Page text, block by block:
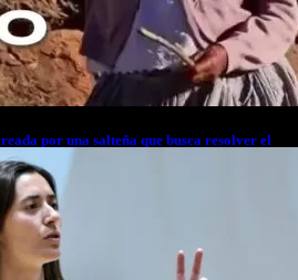
por una salteña que busca resolver el
en Latinoamérica